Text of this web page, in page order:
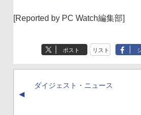
[Reported by PC Watch編集部]
ポスト リスト
▲
ダイジェスト・ニュース